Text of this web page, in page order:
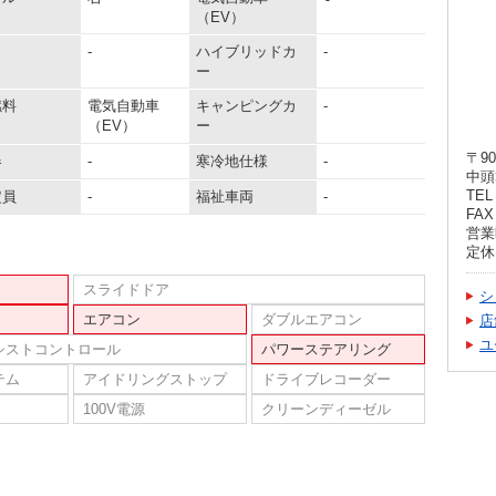
（EV）
-
ハイブリッドカ
ー
-
電気自動車
（EV）
キャンピングカ
ー
-
- 寒冷地仕様 -
- 福祉車両 -
スライドドア
エアコン
ダブルエアコン
ストコントロール
パワーステアリング
ム
アイドリングストップ
ドライブレコーダー
100V電源
クリーンディーゼル
〒
中
TEL
営
定